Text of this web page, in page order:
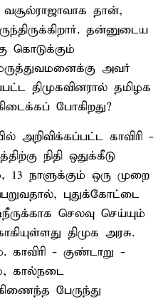
தான்,
தன்னுடைய
கொடுக்கும்
அவர்
திமுகவினரால் தமிழக
போகிறது?
அறிவிக்கப்பட்ட காவிரி -
நிதி ஒதுக்கீடு
13 நாளுக்கும் ஒரு முறை
புதுக்கோட்டை
செலவு செய்யும்
திமுக அரசு.
- குண்டாறு -
கால்நடை
பேருந்து